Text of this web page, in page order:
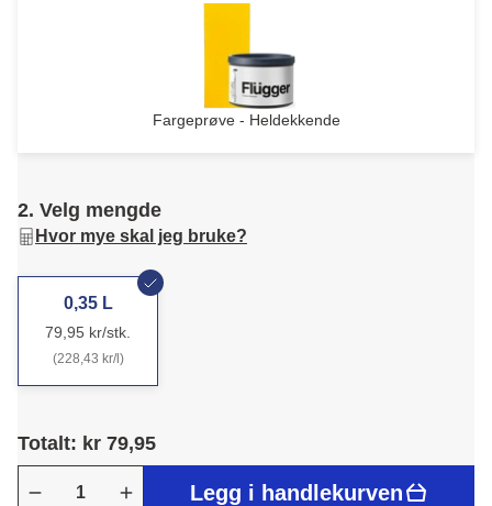
Fargeprøve - Heldekkende
2. Velg mengde
Hvor mye skal jeg bruke?
0,35 L
79,95 kr/stk.
(228,43 kr/l)
Totalt: kr 79,95
Legg i handlekurven